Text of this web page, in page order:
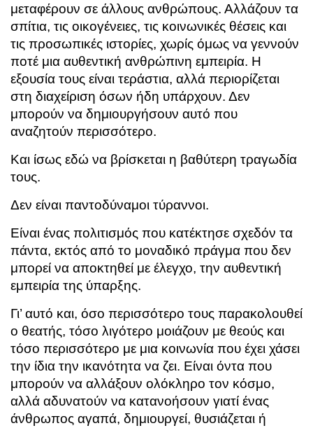
μεταφέρουν σε άλλους ανθρώπους. Αλλάζουν τα
σπίτια, τις οικογένειες, τις κοινωνικές θέσεις και
τις προσωπικές ιστορίες, χωρίς όμως να γεννούν
ποτέ μια αυθεντική ανθρώπινη εμπειρία. Η
εξουσία τους είναι τεράστια, αλλά περιορίζεται
στη διαχείριση όσων ήδη υπάρχουν. Δεν
μπορούν να δημιουργήσουν αυτό που
αναζητούν περισσότερο.
Και ίσως εδώ να βρίσκεται η βαθύτερη τραγωδία
τους.
Δεν είναι παντοδύναμοι τύραννοι.
Είναι ένας πολιτισμός που κατέκτησε σχεδόν τα
πάντα, εκτός από το μοναδικό πράγμα που δεν
μπορεί να αποκτηθεί με έλεγχο, την αυθεντική
εμπειρία της ύπαρξης.
Γι’ αυτό και, όσο περισσότερο τους παρακολουθεί
ο θεατής, τόσο λιγότερο μοιάζουν με θεούς και
τόσο περισσότερο με μια κοινωνία που έχει χάσει
την ίδια την ικανότητα να ζει. Είναι όντα που
μπορούν να αλλάξουν ολόκληρο τον κόσμο,
αλλά αδυνατούν να κατανοήσουν γιατί ένας
άνθρωπος αγαπά, δημιουργεί, θυσιάζεται ή